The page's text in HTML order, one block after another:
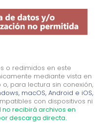
o redimidos en este
mediante vista en
para lectura sin conexión,
macOS, Android e iOS,
con dispositivos ni
no recibirá archivos en
descarga directa.